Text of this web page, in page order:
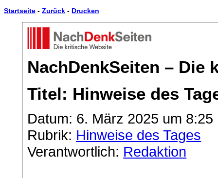
Startseite - Zurück - Drucken
NachDenkSeiten – Die
Titel: Hinweise des
Datum: 6. März 2025 um 8:25
Rubrik: Hinweise des Tages
Verantwortlich: Redaktion